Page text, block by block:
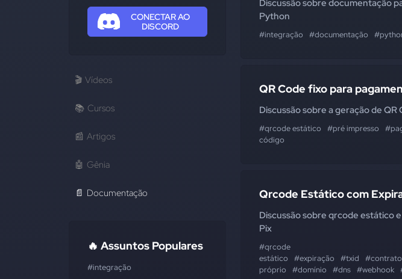
CONECTAR AO
DISCORD
🎬 Vídeos
📚 Cursos
📰 Artigos
🤖 Gênia
📄 Documentação
🔥 Assuntos Populares
#integração
Discussão sobre documentação
Python
#integração #documentação
QR Code fixo para
Discussão sobre a geração de
#qrcode estático #pré impresso
código
Qrcode Estático com
Discussão sobre qrcode estático
Pix
#qrcode
estático
#expiração #txid #contrato
próprio
#domínio #dns #webhook